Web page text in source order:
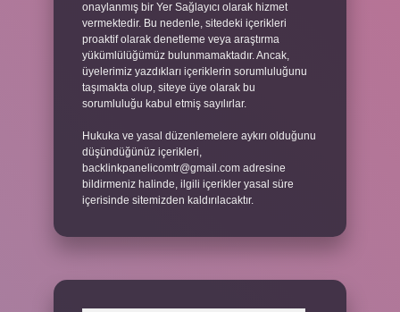
onaylanmış bir Yer Sağlayıcı olarak hizmet
vermektedir. Bu nedenle, sitedeki içerikleri
proaktif olarak denetleme veya araştırma
yükümlülüğümüz bulunmamaktadır. Ancak,
üyelerimiz yazdıkları içeriklerin sorumluluğunu
taşımakta olup, siteye üye olarak bu
sorumluluğu kabul etmiş sayılırlar.
Hukuka ve yasal düzenlemelere aykırı olduğunu
düşündüğünüz içerikleri,
backlinkpanelicomtr@gmail.com adresine
bildirmeniz halinde, ilgili içerikler yasal süre
içerisinde sitemizden kaldırılacaktır.